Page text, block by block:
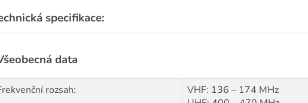
specifikace:
data
rozsah:
VHF: 136 – 174 MHz